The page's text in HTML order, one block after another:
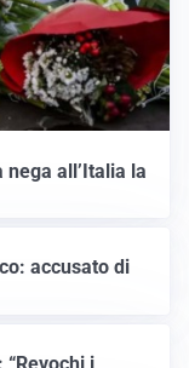
all’Italia la
accusato di